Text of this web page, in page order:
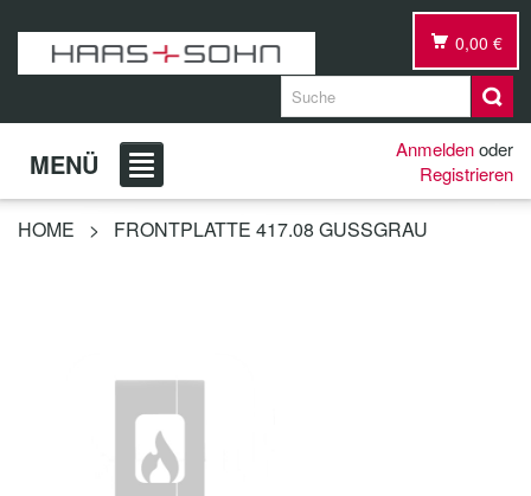
0,00 €
MENÜ Anmeldenoder
Registrieren
HOME > FRONTPLATTE 417.08 GUSSGRAU